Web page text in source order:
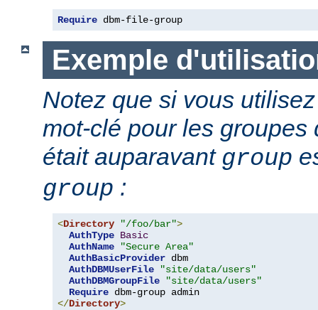
Require dbm-file-group
Exemple
Notez que si vous
mot-clé pour les groupes
était auparavant group
group :
<Directory "/foo/bar">
AuthType Basic
AuthName
"Secure Area"
AuthBasicProvider dbm
AuthDBMUserFile
"site/data/users"
AuthDBMGroupFile
"site/data/users"
Require
</Directory>